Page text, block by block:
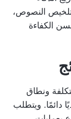
النصوص،
الكفاءة
ونطاق
دائمًا. ويتطلب